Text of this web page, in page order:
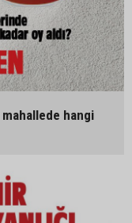
hangi